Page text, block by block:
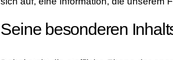
Seine besonderen